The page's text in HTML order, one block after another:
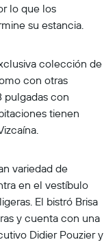
lo que los
su estancia.
colección de
con otras
pulgadas con
tienen
variedad de
en el vestíbulo
El bistró Brisa
y cuenta con una
Didier Pouzier y